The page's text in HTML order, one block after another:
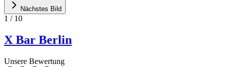
Nächstes Bild
1 / 10
X Bar Berlin
Unsere Bewertung